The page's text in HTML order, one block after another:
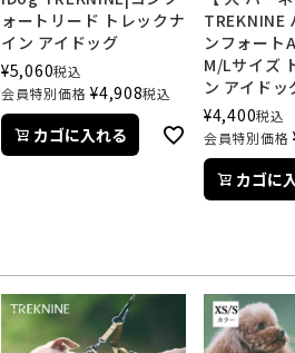
ォートリード トレックナ
イン アイドッグ
¥5,060税込
会員特別価格 ¥4,908税込
カゴに入れる
TREKNINE
ンフォート
M/Lサイズ
ン アイドッ
¥4,400税込
会員特別価格
カゴに